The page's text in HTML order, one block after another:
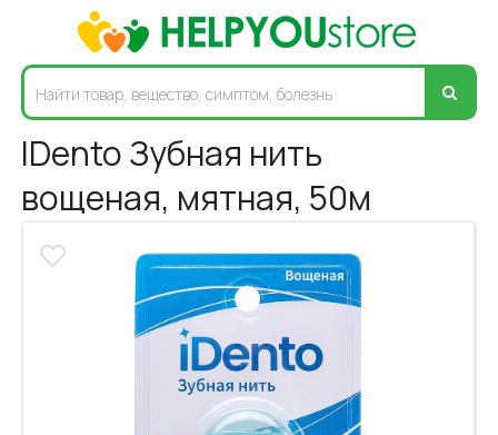
IDento Зубная нить
вощеная, мятная, 50м